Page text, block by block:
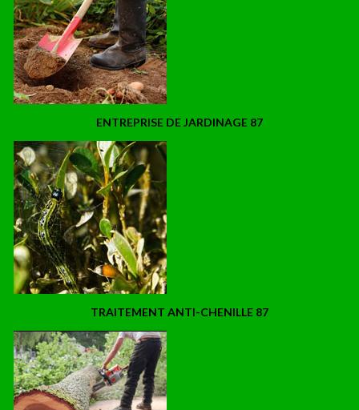
ENTREPRISE DE JARDINAGE 87
TRAITEMENT ANTI-CHENILLE 87